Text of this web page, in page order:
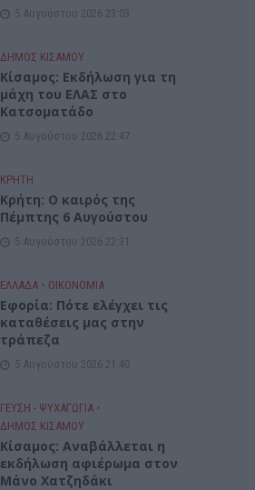
5 Αυγούστου 2026 23:03
ΔΉΜΟΣ ΚΙΣΆΜΟΥ
Κίσαμος: Εκδήλωση για τη
μάχη του ΕΛΑΣ στο
Κατσοματάδο
5 Αυγούστου 2026 22:47
ΚΡΗΤΗ
Κρήτη: Ο καιρός της
Πέμπτης 6 Αυγούστου
5 Αυγούστου 2026 22:31
ΕΛΛΑΔΑ • ΟΙΚΟΝΟΜΙΑ
Εφορία: Πότε ελέγχει τις
καταθέσεις μας στην
τράπεζα
5 Αυγούστου 2026 21:40
ΓΕΎΣΗ - ΨΥΧΑΓΩΓΊΑ •
ΔΉΜΟΣ ΚΙΣΆΜΟΥ
Κίσαμος: Αναβάλλεται η
εκδήλωση αφιέρωμα στον
Μάνο Χατζηδάκι